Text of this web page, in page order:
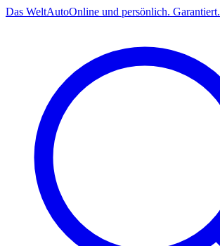
Das WeltAutoOnline und persönlich. Garantiert.